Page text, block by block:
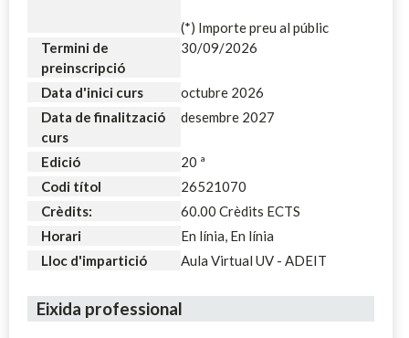
(*) Importe preu al públic
Termini de
preinscripció
30/09/2026
Data d'inici curs
octubre 2026
Data de finalització
curs
desembre 2027
Edició
20 ª
Codi títol
26521070
Crèdits:
60.00 Crèdits ECTS
Horari
En línia, En línia
Lloc d'impartició
Aula Virtual UV - ADEIT
Eixida professional